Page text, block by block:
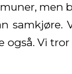
men
samkjøre.
Vi